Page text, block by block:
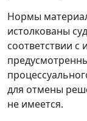
Нормы
истолкованы
соответствии
для отмены
не имеется.